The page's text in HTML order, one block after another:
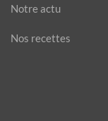
Notre actu
Nos recettes